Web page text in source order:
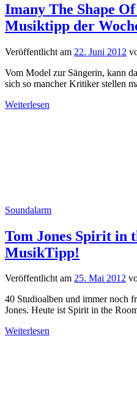
Imany The Shape
Musiktipp der
Veröffentlicht am 22. Juni 2012
Vom Model zur Sängerin, kann
sich so mancher Kritiker stellen
Weiterlesen
Soundalarm
Tom Jones Spirit in
MusikTipp!
Veröffentlicht am 25. Mai 2012
40 Studioalben und immer noch
Jones. Heute ist Spirit in the
Weiterlesen